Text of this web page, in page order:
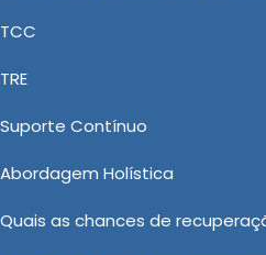
TCC
TRE
Suporte Contínuo
Abordagem Holística
Quais as chances de
em Itariri de maior
Involuntário
de Recuperação